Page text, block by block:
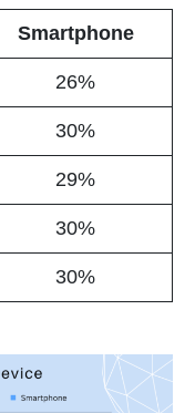
Smartphone
26%
30%
29%
30%
30%